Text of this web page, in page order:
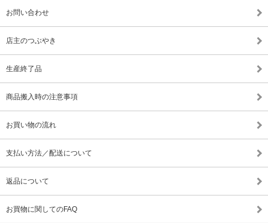
お問い合わせ
店主のつぶやき
生産終了品
商品搬入時の注意事項
お買い物の流れ
支払い方法／配送について
返品について
お買物に関してのFAQ